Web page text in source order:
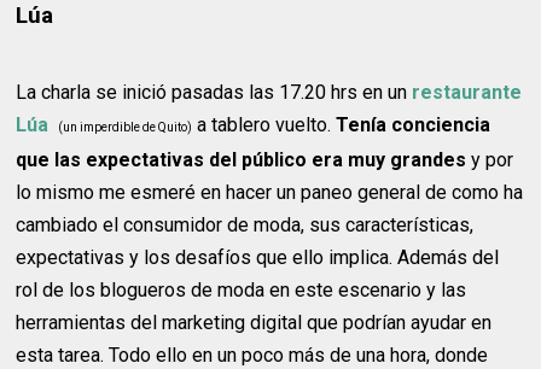
Lúa
La charla se inició pasadas las 17.20 hrs en un restaurante
Lúa
(un imperdible de Quito) a tablero vuelto.Tenía conciencia
que las expectativas del público era muy grandesy por
lo mismo me esmeré en hacer un paneo general de como ha
cambiado el consumidor de moda, sus características,
expectativas y los desafíos que ello implica. Además del
rol de los blogueros de moda en este escenario y las
herramientas del marketing digital que podrían ayudar en
esta tarea. Todo ello en un poco más de una hora, donde